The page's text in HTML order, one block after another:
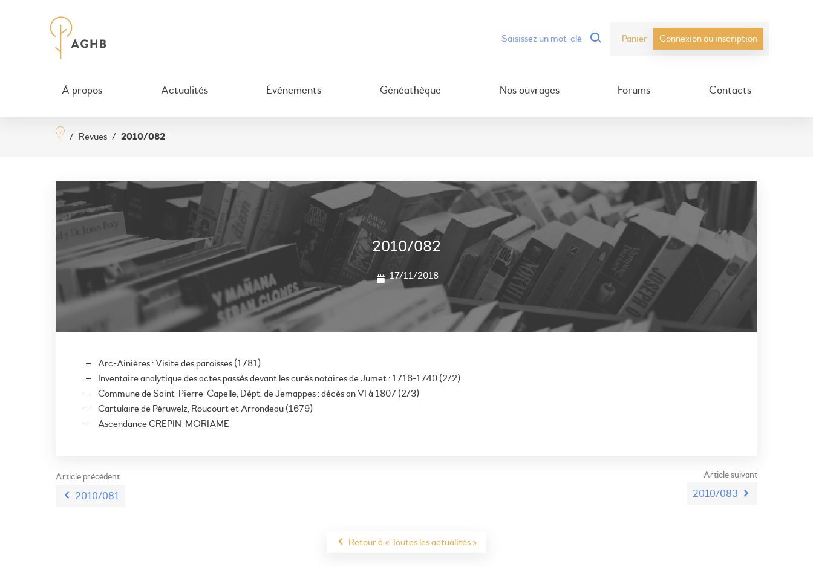
Panier Connexion ou inscription
À propos Actualités Événements Généathèque Nos ouvrages Forums Contacts
/ Revues / 2010/082
2010/082
17/11/2018
Arc-Ainières : Visite des paroisses (1781)
Inventaire analytique des actes passés devant les curés notaires de Jumet : 1716-1740 (2/2)
Commune de Saint-Pierre-Capelle, Dépt. de Jemappes : décès an VI à 1807 (2/3)
Cartulaire de Péruwelz, Roucourt et Arrondeau (1679)
Ascendance CREPIN-MORIAME
Article précédent
2010/081
Article suivant
2010/083
Retour à « Toutes les actualités »